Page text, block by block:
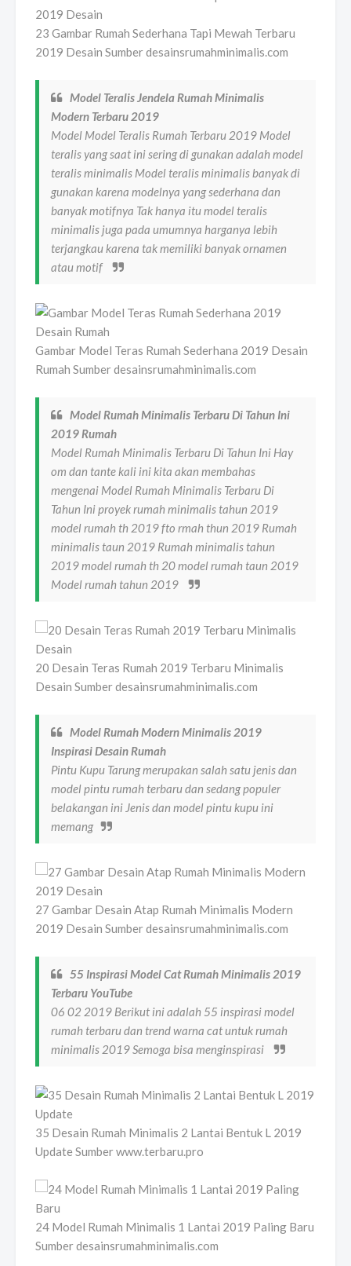
23 Gambar Rumah Sederhana Tapi Mewah Terbaru
2019 Desain Sumber desainsrumahminimalis.com
Model Teralis Jendela Rumah Minimalis
Modern Terbaru 2019
Model Model Teralis Rumah Terbaru 2019 Model
teralis yang saat ini sering di gunakan adalah model
teralis minimalis Model teralis minimalis banyak di
gunakan karena modelnya yang sederhana dan
banyak motifnya Tak hanya itu model teralis
minimalis juga pada umumnya harganya lebih
terjangkau karena tak memiliki banyak ornamen
atau motif
Gambar Model Teras Rumah Sederhana 2019 Desain
Rumah Sumber desainsrumahminimalis.com
Model Rumah Minimalis Terbaru Di Tahun Ini
2019 Rumah
Model Rumah Minimalis Terbaru Di Tahun Ini Hay
om dan tante kali ini kita akan membahas
mengenai Model Rumah Minimalis Terbaru Di
Tahun Ini proyek rumah minimalis tahun 2019
model rumah th 2019 fto rmah thun 2019 Rumah
minimalis taun 2019 Rumah minimalis tahun
2019 model rumah th 20 model rumah taun 2019
Model rumah tahun 2019
20 Desain Teras Rumah 2019 Terbaru Minimalis
Desain Sumber desainsrumahminimalis.com
Model Rumah Modern Minimalis 2019
Inspirasi Desain Rumah
Pintu Kupu Tarung merupakan salah satu jenis dan
model pintu rumah terbaru dan sedang populer
belakangan ini Jenis dan model pintu kupu ini
memang
27 Gambar Desain Atap Rumah Minimalis Modern
2019 Desain Sumber desainsrumahminimalis.com
55 Inspirasi Model Cat Rumah Minimalis 2019
Terbaru YouTube
06 02 2019 Berikut ini adalah 55 inspirasi model
rumah terbaru dan trend warna cat untuk rumah
minimalis 2019 Semoga bisa menginspirasi
35 Desain Rumah Minimalis 2 Lantai Bentuk L 2019
Update Sumber www.terbaru.pro
24 Model Rumah Minimalis 1 Lantai 2019 Paling Baru
Sumber desainsrumahminimalis.com